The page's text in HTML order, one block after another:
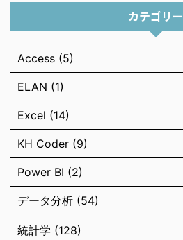
カテゴリー
Access (5)
ELAN (1)
Excel (14)
KH Coder (9)
Power BI (2)
データ分析 (54)
統計学 (128)